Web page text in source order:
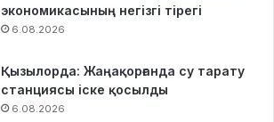
экономикасының негізгі тірегі
6.08.2026
Қызылорда: Жаңақорғанда су тарату
станциясы іске қосылды
6.08.2026